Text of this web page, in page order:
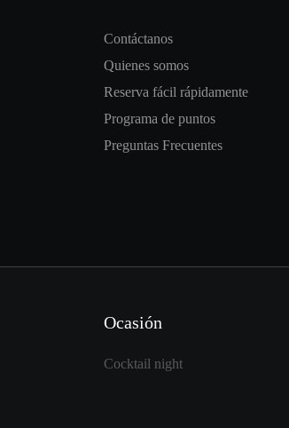
Contáctanos
Quienes somos
Reserva fácil rápidamente
Programa de puntos
Preguntas Frecuentes
Ocasión
Cocktail night